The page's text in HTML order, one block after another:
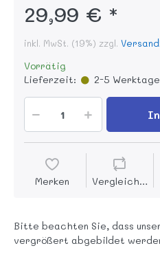
29,99 € *
inkl. MwSt. (19%) zzgl.
Vorrätig
Lieferzeit:
2-5 Werktage
Merken Vergleichen
Bitte beachten Sie, dass
vergrößert abgebildet